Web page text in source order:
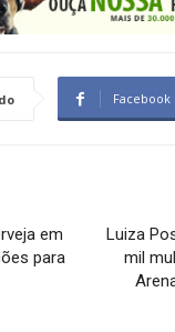
Facebook
em
para
Luiza
mil